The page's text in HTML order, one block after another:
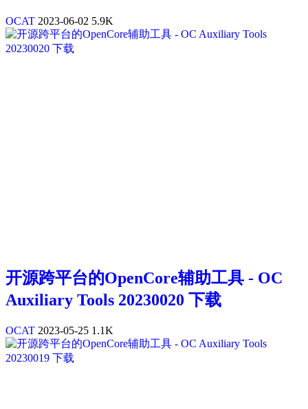
OCAT 2023-06-02 5.9K
开源跨平台的OpenCore辅助工具 - OC
Auxiliary Tools 20230020 下载
OCAT 2023-05-25 1.1K